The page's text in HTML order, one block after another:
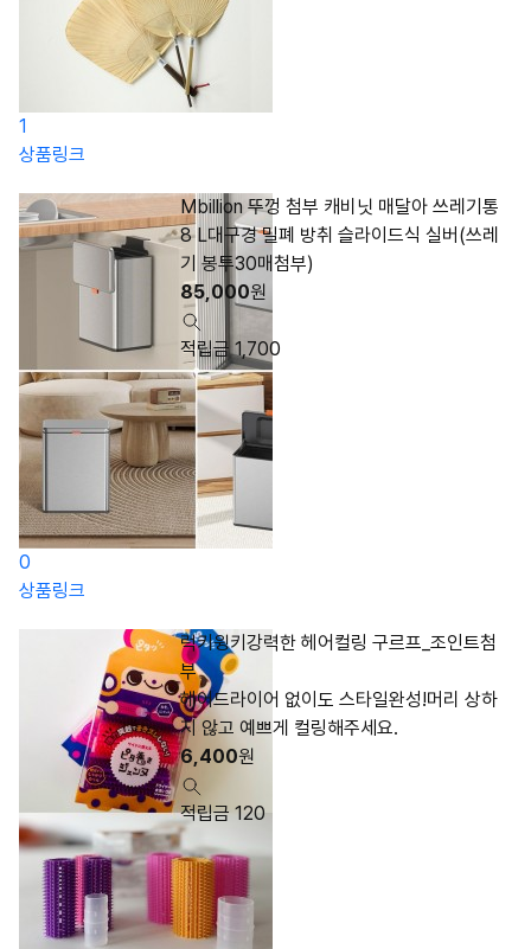
1
상품링크
0
Mbillion 뚜껑 첨부 캐비닛 매달아 쓰레기통
8 L대구경 밀폐 방취 슬라이드식 실버(쓰레
기 봉투30매첨부)
85,000원
적립금 1,700
상품링크
럭키윙키강력한 헤어컬링 구르프_조인트첨
부
헤어드라이어 없이도 스타일완성!머리 상하
지 않고 예쁘게 컬링해주세요.
6,400원
적립금 120